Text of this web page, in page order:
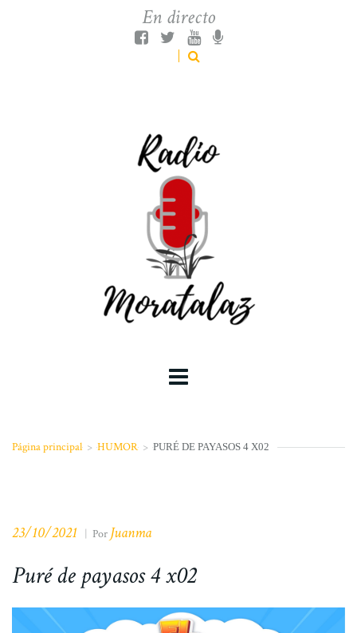
En directo
Página principal > HUMOR > PURÉ DE PAYASOS 4 X02
23/10/2021 | Por Juanma
Puré de payasos 4 x02